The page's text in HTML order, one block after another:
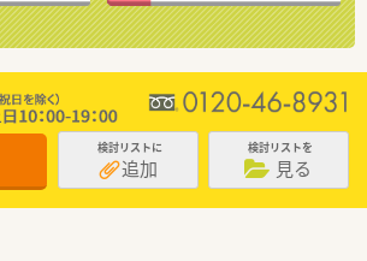
検討リストに
追加
検討リストを
見る